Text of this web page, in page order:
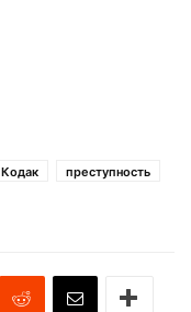
Кодак
преступность